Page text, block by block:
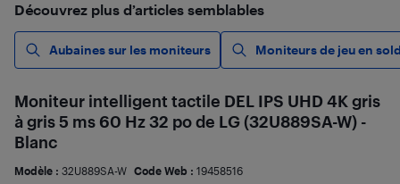
Découvrez plus d’articles semblables
Aubaines sur les moniteurs Moniteurs de jeu en
Moniteur intelligent tactile DEL IPS UHD 4K gris
à gris 5 ms 60 Hz 32 po de LG (32U889SA-W) -
Blanc
Modèle : 32U889SA-W Code Web : 19458516